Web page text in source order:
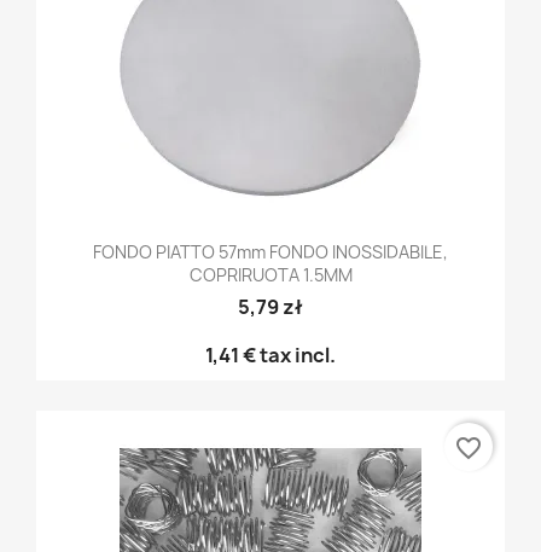
FONDO PIATTO 57mm FONDO INOSSIDABILE,
COPRIRUOTA 1.5MM
5,79 zł
1,41 €tax incl.
favorite_border